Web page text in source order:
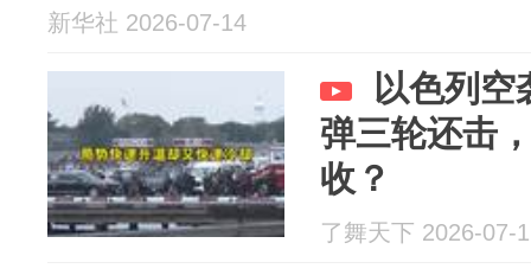
新华社 2026-07-14
以色列空
弹三轮还击
收？
了舞天下 2026-07-